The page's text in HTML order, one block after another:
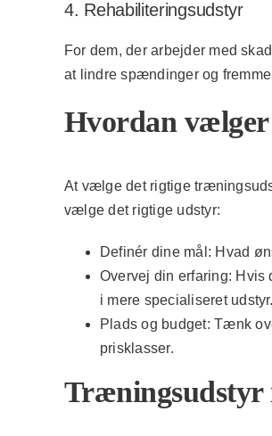
4. Rehabiliteringsudstyr
For dem, der arbejder med
at lindre spændinger og
Hvordan
At vælge det rigtige
vælge det rigtige udstyr:
Definér dine mål: Hvad
Overvej din erfaring: Hvis
i mere specialiseret udstyr.
Plads og budget: Tænk
prisklasser.
Træningsudstyr